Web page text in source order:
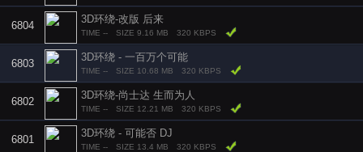
6804
3D环绕-改版 后来
TIME -- SIZE 9.16 MB 320 KBPS
6803
3D环绕 - 一百万个可能
TIME -- SIZE 10.68 MB 320 KBPS
6802
3D环绕-尚士达 生而为人
TIME -- SIZE 12.21 MB 320 KBPS
6801
3D环绕 - 可能否 DJ
TIME -- SIZE 13.4 MB 320 KBPS